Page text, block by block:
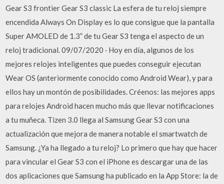
Gear S3 frontier Gear S3 classic La esfera de tu reloj siempre
encendida Always On Display es lo que consigue que la pantalla
Super AMOLED de 1.3” de tu Gear S3 tenga el aspecto de un
reloj tradicional. 09/07/2020 · Hoy en día, algunos de los
mejores relojes inteligentes que puedes conseguir ejecutan
Wear OS (anteriormente conocido como Android Wear), y para
ellos hay un montón de posibilidades. Créenos: las mejores apps
para relojes Android hacen mucho más que llevar notificaciones
a tu muñeca. Tizen 3.0 llega al Samsung Gear S3 con una
actualización que mejora de manera notable el smartwatch de
Samsung. ¿Ya ha llegado a tu reloj? Lo primero que hay que hacer
para vincular el Gear S3 con el iPhone es descargar una de las
dos aplicaciones que Samsung ha publicado en la App Store: la de